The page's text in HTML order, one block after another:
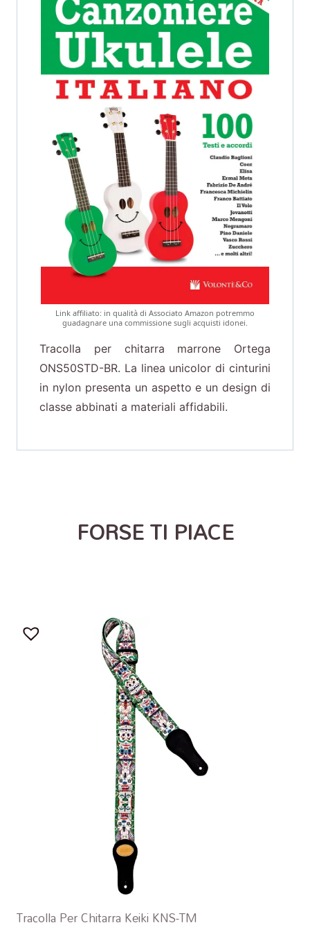
Link affiliato: in qualità di Associato Amazon potremmo
guadagnare una commissione sugli acquisti idonei.
Tracolla per chitarra marrone Ortega
ONS50STD-BR. La linea unicolor di cinturini
in nylon presenta un aspetto e un design di
classe abbinati a materiali affidabili.
FORSE TI PIACE
Tracolla Per Chitarra Keiki KNS-TM